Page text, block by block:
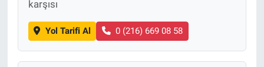
karşısı
Yol Tarifi Al 0 (216) 669 08 58